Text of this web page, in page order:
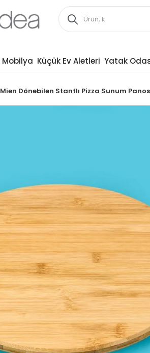
Mobilya Küçük Ev Aletleri Yatak
Mien Dönebilen Stantlı Pizza Sunum